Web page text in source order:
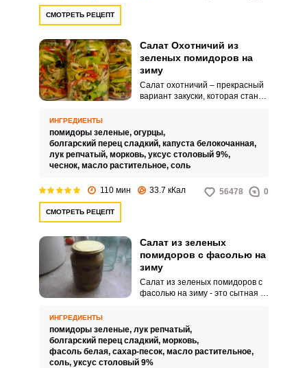
СМОТРЕТЬ РЕЦЕПТ
Салат Охотничий из
зеленых помидоров на
зиму
Салат охотничий – прекрасный
вариант закуски, которая станет
с использованием зеленых
помидоров является очень
удачным.
ИНГРЕДИЕНТЫ
помидоры зеленые, огурцы,
болгарский перец сладкий, капуста белокочанная,
лук репчатый, морковь, уксус столовый 9%,
чеснок, масло растительное, соль
110 мин 33.7 кКал 56478 0
СМОТРЕТЬ РЕЦЕПТ
Салат из зеленых
помидоров с фасолью на
зиму
Салат из зеленых помидоров с
фасолью на зиму - это сытная и
свойства продуктов. В этот
салат можно добавить любые
овощи.
ИНГРЕДИЕНТЫ
помидоры зеленые, лук репчатый,
болгарский перец сладкий, морковь,
фасоль белая, сахар-песок, масло растительное,
соль, уксус столовый 9%